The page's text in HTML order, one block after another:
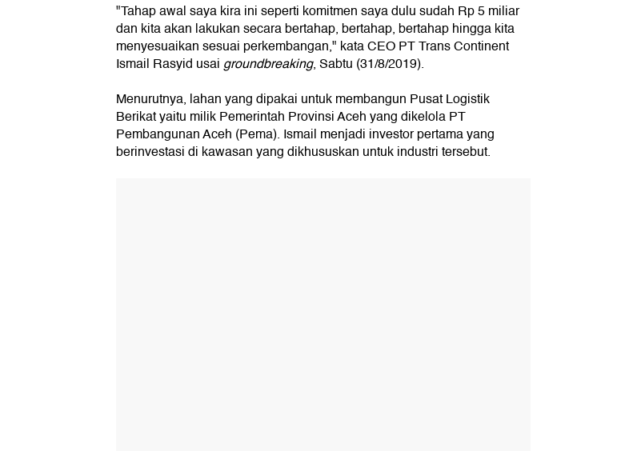
"Tahap awal saya kira ini seperti komitmen saya dulu sudah Rp 5 miliar
dan kita akan lakukan secara bertahap, bertahap, bertahap hingga kita
menyesuaikan sesuai perkembangan," kata CEO PT Trans Continent
Ismail Rasyid usaigroundbreaking, Sabtu (31/8/2019).
Menurutnya, lahan yang dipakai untuk membangun Pusat Logistik
Berikat yaitu milik Pemerintah Provinsi Aceh yang dikelola PT
Pembangunan Aceh (Pema). Ismail menjadi investor pertama yang
berinvestasi di kawasan yang dikhususkan untuk industri tersebut.